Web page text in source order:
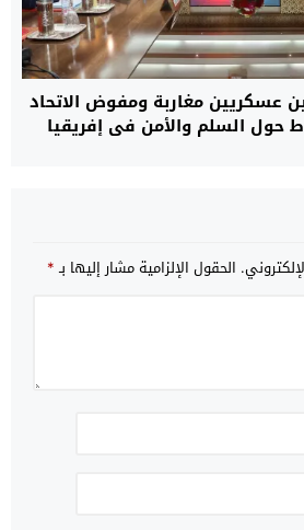
عسكريين مغاربة ومفوض الاتحاد
حول السلم والأمن في إفريقيا
الحقول الإلزامية مشار إليها بـ*